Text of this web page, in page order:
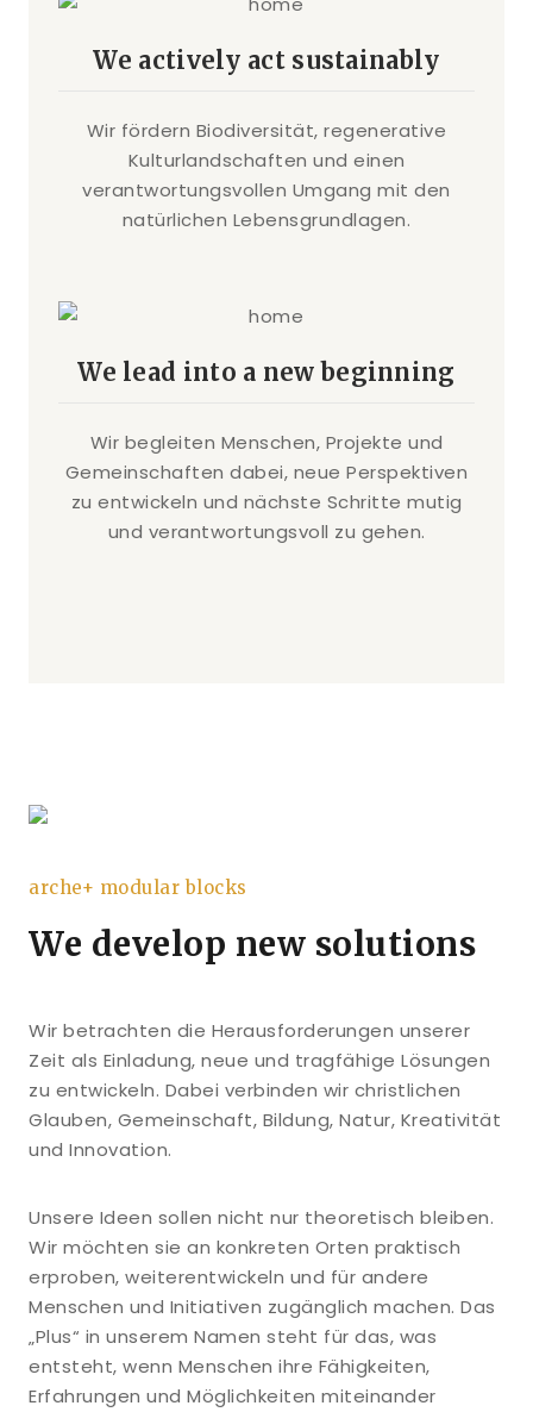
We actively act sustainably
Wir fördern Biodiversität, regenerative
Kulturlandschaften und einen
verantwortungsvollen Umgang mit den
natürlichen Lebensgrundlagen.
We lead into a new beginning
Wir begleiten Menschen, Projekte und
Gemeinschaften dabei, neue Perspektiven
zu entwickeln und nächste Schritte mutig
und verantwortungsvoll zu gehen.
arche+ modular blocks
We develop new solutions
Wir betrachten die Herausforderungen unserer
Zeit als Einladung, neue und tragfähige Lösungen
zu entwickeln. Dabei verbinden wir christlichen
Glauben, Gemeinschaft, Bildung, Natur, Kreativität
und Innovation.
Unsere Ideen sollen nicht nur theoretisch bleiben.
Wir möchten sie an konkreten Orten praktisch
erproben, weiterentwickeln und für andere
Menschen und Initiativen zugänglich machen. Das
„Plus“ in unserem Namen steht für das, was
entsteht, wenn Menschen ihre Fähigkeiten,
Erfahrungen und Möglichkeiten miteinander